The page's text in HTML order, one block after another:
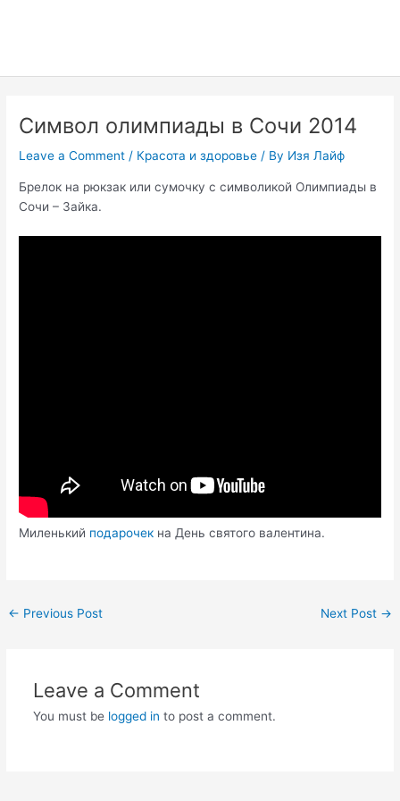
Символ олимпиады в Сочи 2014
Leave a Comment / Красота и здоровье / By Изя Лайф
Брелок на рюкзак или сумочку с символикой Олимпиады в
Сочи – Зайка.
Миленький подарочек на День святого валентина.
Post
← Previous Post Next Post →
Leave a Comment
You must be logged in to post a comment.